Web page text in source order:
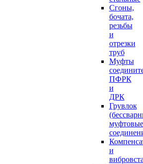
Сгоны,
бочата,
резьбы
и
отрезки
труб
Муфты
ПФРК
и
ДРК
Грувлок
муфтовые
и